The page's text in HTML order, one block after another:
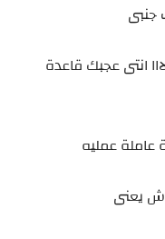
جنبى
انتى عجبك قاعدة
عمليه
يعنى